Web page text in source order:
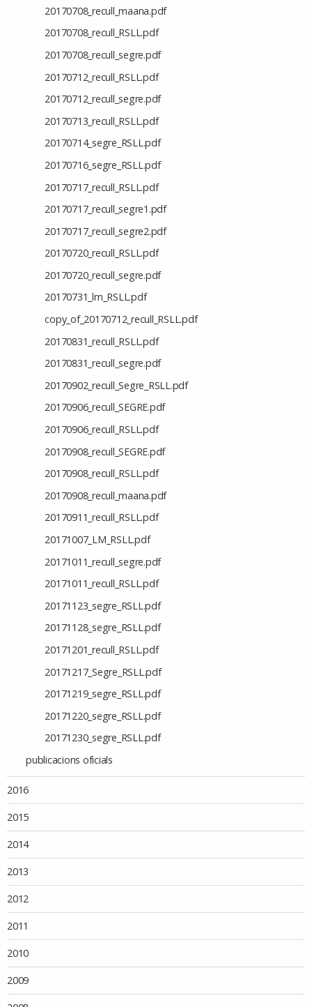
20170708_recull_maana.pdf
20170708_recull_RSLL.pdf
20170708_recull_segre.pdf
20170712_recull_RSLL.pdf
20170712_recull_segre.pdf
20170713_recull_RSLL.pdf
20170714_segre_RSLL.pdf
20170716_segre_RSLL.pdf
20170717_recull_RSLL.pdf
20170717_recull_segre1.pdf
20170717_recull_segre2.pdf
20170720_recull_RSLL.pdf
20170720_recull_segre.pdf
20170731_lm_RSLL.pdf
copy_of_20170712_recull_RSLL.pdf
20170831_recull_RSLL.pdf
20170831_recull_segre.pdf
20170902_recull_Segre_RSLL.pdf
20170906_recull_SEGRE.pdf
20170906_recull_RSLL.pdf
20170908_recull_SEGRE.pdf
20170908_recull_RSLL.pdf
20170908_recull_maana.pdf
20170911_recull_RSLL.pdf
20171007_LM_RSLL.pdf
20171011_recull_segre.pdf
20171011_recull_RSLL.pdf
20171123_segre_RSLL.pdf
20171128_segre_RSLL.pdf
20171201_recull_RSLL.pdf
20171217_Segre_RSLL.pdf
20171219_segre_RSLL.pdf
20171220_segre_RSLL.pdf
20171230_segre_RSLL.pdf
publicacions oficials
2016
2015
2014
2013
2012
2011
2010
2009